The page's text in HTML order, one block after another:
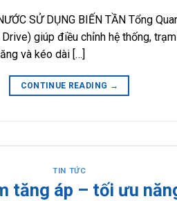
SỬ DỤNG BIẾN TẦN Tổng
giúp điều chỉnh hệ thống,
và kéo dài […]
CONTINUE READING →
TIN TỨC
tăng áp – tối ưu